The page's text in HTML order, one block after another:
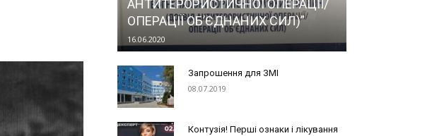
АНТИТЕРОРИСТИЧНОЇ ОПЕРАЦІЇ/
ОПЕРАЦІЇ ОБ’ЄДНАНИХ СИЛ)”
16.06.2020
Запрошення для ЗМІ
08.07.2019
Контузія! Перші ознаки і лікування